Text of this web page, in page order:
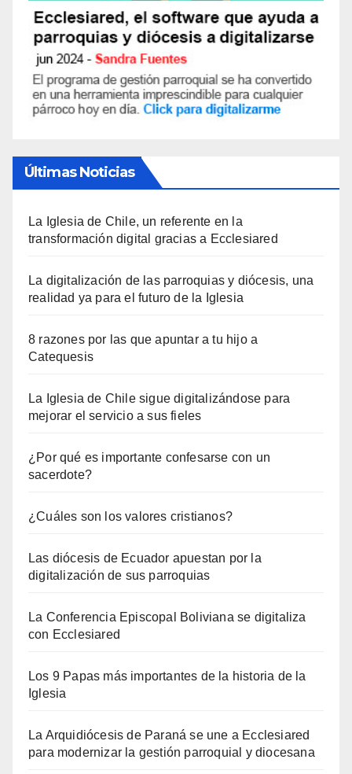
Últimas Noticias
La Iglesia de Chile, un referente en la
transformación digital gracias a Ecclesiared
La digitalización de las parroquias y diócesis, una
realidad ya para el futuro de la Iglesia
8 razones por las que apuntar a tu hijo a
Catequesis
La Iglesia de Chile sigue digitalizándose para
mejorar el servicio a sus fieles
¿Por qué es importante confesarse con un
sacerdote?
¿Cuáles son los valores cristianos?
Las diócesis de Ecuador apuestan por la
digitalización de sus parroquias
La Conferencia Episcopal Boliviana se digitaliza
con Ecclesiared
Los 9 Papas más importantes de la historia de la
Iglesia
La Arquidiócesis de Paraná se une a Ecclesiared
para modernizar la gestión parroquial y diocesana